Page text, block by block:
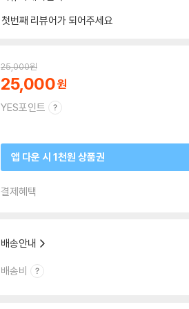
첫번째 리뷰어가 되어주세요
25,000원
25,000
YES포인트
앱 다운 시 1천원 상품권
결제혜택
배송안내
배송비